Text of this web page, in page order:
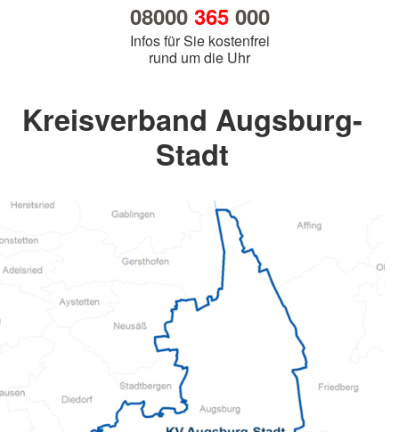
08000 365000
Infos für Sie kostenfrei
rund um die Uhr
Kreisverband Augsburg-
Stadt